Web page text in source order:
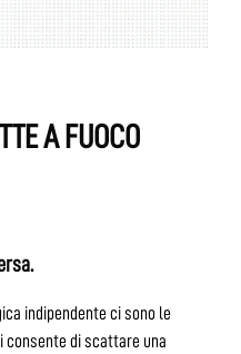
A FUOCO
indipendente ci sono le
consente di scattare una